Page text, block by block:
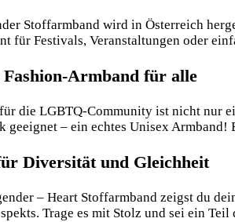
Stoffarmband wird in Österreich
für Festivals, Veranstaltungen oder
Fashion-Armband für alle
die LGBTQ-Community ist nicht nur
geeignet – ein echtes Unisex
Diversität und Gleichheit
– Heart Stoffarmband zeigst du
Trage es mit Stolz und sei ein